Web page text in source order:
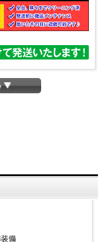
を無料で取り付けて発送さ
れますと、コインが必要な
します。
電話かメールにてお問い合
▼
備